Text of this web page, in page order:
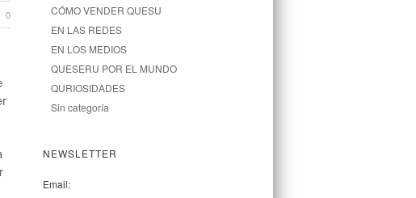
0
CÓMO VENDER QUESU
EN LAS REDES
EN LOS MEDIOS
QUESERU POR EL MUNDO
QURIOSIDADES
Sin categoría
NEWSLETTER
Email: